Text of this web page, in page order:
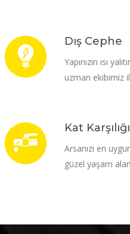
Dış Cephe
Yapınızın ısı
uzman ekibimiz
Kat
Arsanızı en
güzel yaşam